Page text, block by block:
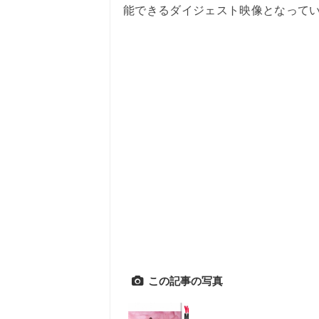
能できるダイジェスト映像となってい
この記事の写真